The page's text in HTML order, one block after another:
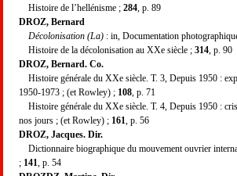
Histoire de l’hellénisme ; 284 , p. 89
DROZ, Bernard
Décolonisation (La) : in, Documentation
Histoire de la décolonisation au XXe siècle ; 314 , p. 90
DROZ, Bernard. Co.
Histoire générale du XXe siècle. T. 3, Depuis 1950 :
1950-1973 ; (et Rowley) ; 108 , p. 71
Histoire générale du XXe siècle. T. 4, Depuis 1950 :
nos jours ; (et Rowley) ; 161 , p. 56
DROZ, Jacques. Dir.
Dictionnaire biographique du mouvement ouvrier
; 141 , p. 54